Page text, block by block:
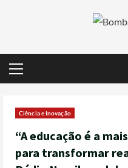
Ciência e Inovação
“A educação é a
para transformar